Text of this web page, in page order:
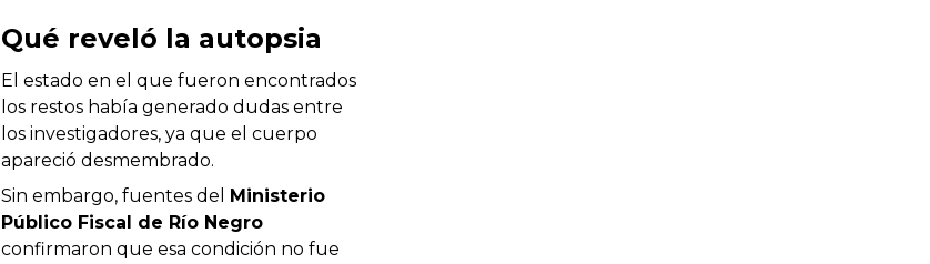
Qué reveló la autopsia
El estado en el que fueron encontrados
los restos había generado dudas entre
los investigadores, ya que el cuerpo
apareció desmembrado.
Sin embargo, fuentes del Ministerio
Público Fiscal de Río Negro
confirmaron que esa condición no fue